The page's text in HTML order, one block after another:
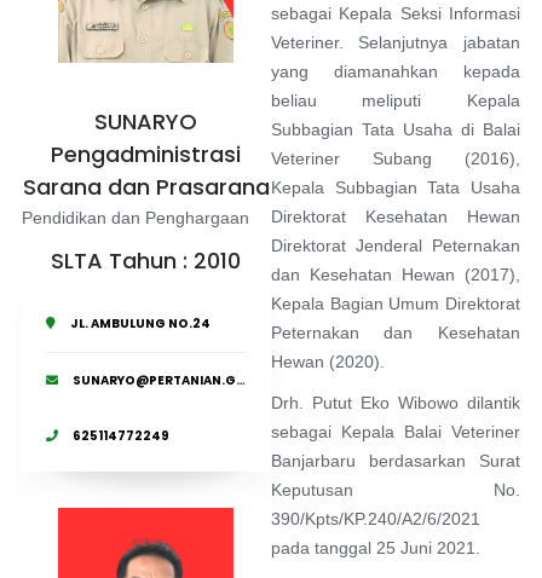
sebagai Kepala Seksi Informasi
Veteriner. Selanjutnya jabatan
yang diamanahkan kepada
beliau meliputi Kepala
Subbagian Tata Usaha di Balai
Veteriner Subang (2016),
Kepala Subbagian Tata Usaha
Direktorat Kesehatan Hewan
Direktorat Jenderal Peternakan
dan Kesehatan Hewan (2017),
Kepala Bagian Umum Direktorat
Peternakan dan Kesehatan
Hewan (2020).
Drh. Putut Eko Wibowo dilantik
sebagai Kepala Balai Veteriner
Banjarbaru berdasarkan Surat
Keputusan No.
390/Kpts/KP.240/A2/6/2021
pada tanggal 25 Juni 2021.
SUNARYO
Pengadministrasi
Sarana dan Prasarana
Pendidikan dan Penghargaan
SLTA Tahun : 2010
JL. AMBULUNG NO.24
SUNARYO@PERTANIAN.GO.ID
625114772249